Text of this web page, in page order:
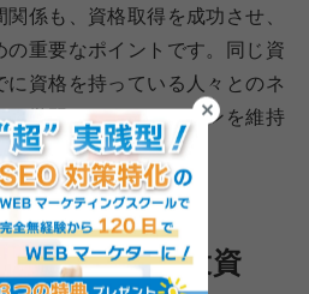
係も、資格取得を成功させ、
の重要なポイントです。同じ資
資格を持っている人々とのネ
、学習のモチベーションを維持
むことができます。
維持と自己投資